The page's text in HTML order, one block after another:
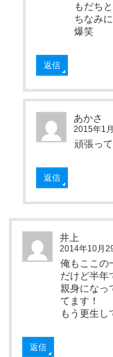
もだち
ちなみ
爆笑
返信
あかさ
2015年1
頑張っ
返信
井上
2014年10月
俺もここの
だけど半年
親身になっ
てます！
もう更生し
返信